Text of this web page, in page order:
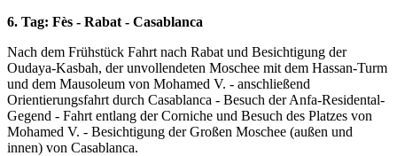
6. Tag: Fès - Rabat - Casablanca
Nach dem Frühstück Fahrt nach Rabat und Besichtigung der
Oudaya-Kasbah, der unvollendeten Moschee mit dem Hassan-Turm
und dem Mausoleum von Mohamed V. - anschließend
Orientierungsfahrt durch Casablanca - Besuch der Anfa-Residental-
Gegend - Fahrt entlang der Corniche und Besuch des Platzes von
Mohamed V. - Besichtigung der Großen Moschee (außen und
innen) von Casablanca.